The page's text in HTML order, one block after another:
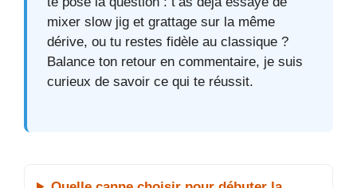
mixer slow jig et grattage sur la même
dérive, ou tu restes fidèle au classique ?
Balance ton retour en commentaire, je suis
curieux de savoir ce qui te réussit.